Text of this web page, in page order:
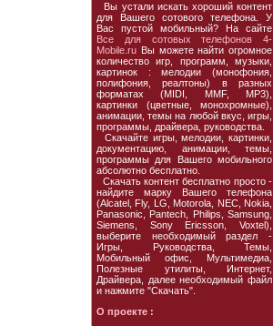
Вы устали искать хороший контент
для Вашего сотового телефона. У
Вас пустой мобильный? На сайте
Все для сотовых телефонов 4-
Mobile.ru Вы можете найти огромное
количество игр, программ, музыки,
картинок : мелодии (монофония,
полифония, реалтоны) в разных
форматах (MIDI, MMF, MP3),
картинки (цветные, монохромные),
анимации, темы на любой вкус, игры,
программы, драйвера, руководства.
Скачайте игры, мелодии, картинки,
документацию, анимации, темы,
программы для Вашего мобильного
абсолютно бесплатно.
Скачать контент бесплатно просто -
найдите марку Вашего телефона
(Alcatel, Fly, LG, Motorola, NEC, Nokia,
Panasonic, Pantech, Philips, Samsung,
Siemens, Sony Ericsson, Voxtel),
выберите необходимый раздел -
Игры, Руководства, Темы,
Мобильный офис, Мультимедиа,
Полезные утилиты, Интернет,
Драйвера, далее необходимый файл
и нажмите "Скачать".
О проекте :